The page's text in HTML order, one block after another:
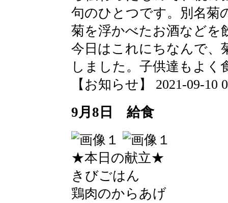
句のひとつです。別名菊
菊を浮かべたお酒などを
今日はこれにちなんで、
しました。子供達もよく
【お知らせ】 2021-09-10
9月8日 給食
★本日の献立★
きびごはん
鶏肉のからあげ